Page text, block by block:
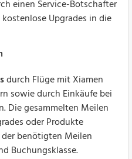
einen Service-Botschafter
Upgrades in die
durch Flüge mit Xiamen
sowie durch Einkäufe bei
Die gesammelten Meilen
oder Produkte
benötigten Meilen
Buchungsklasse.